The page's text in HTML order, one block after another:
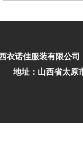
衣诺佳服装有限公司
地址：山西省太原